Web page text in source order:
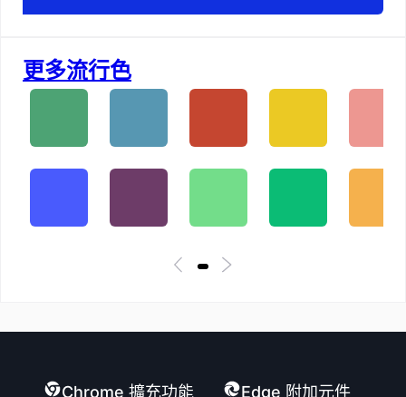
更多流行色
Chrome 擴充功能 Edge 附加元件